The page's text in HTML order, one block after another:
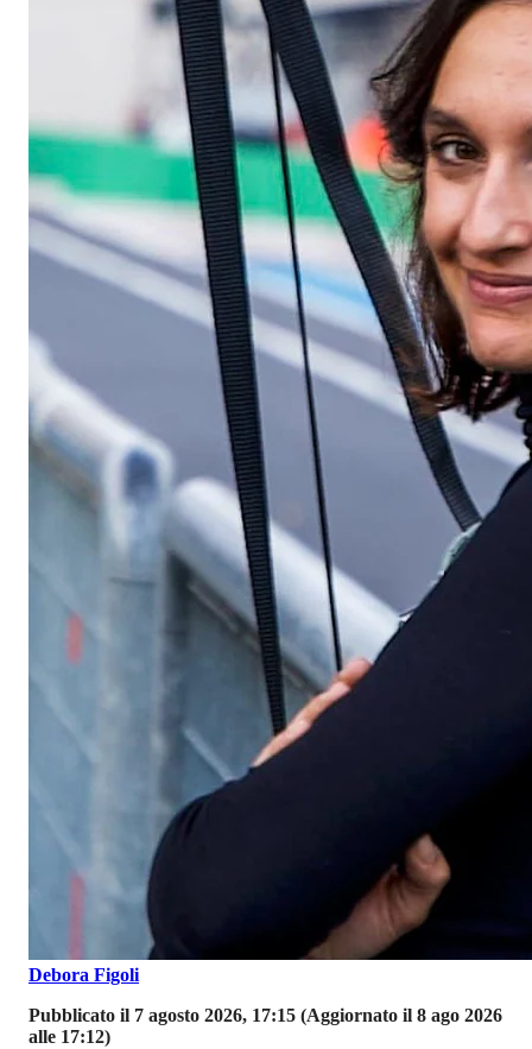
Debora Figoli
Pubblicato il 7 agosto 2026, 17:15 (Aggiornato il 8 ago 2026
alle 17:12)